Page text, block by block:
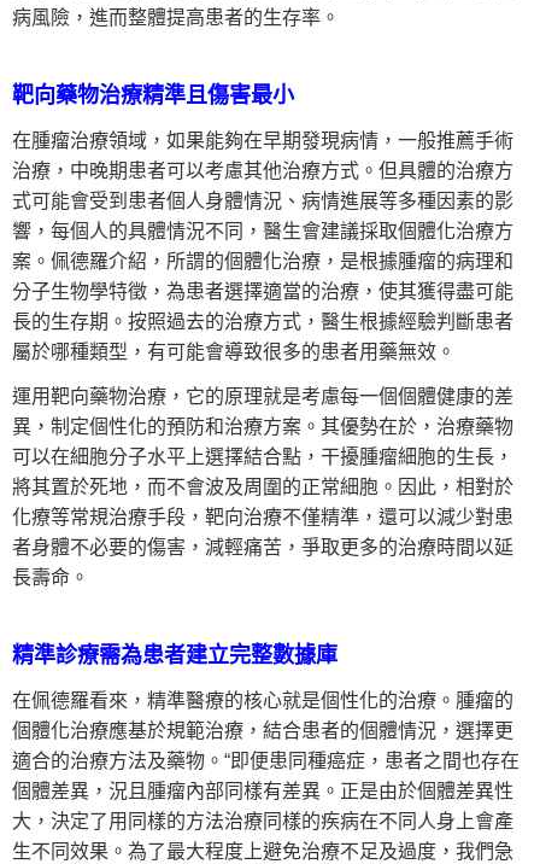
病風險，進而整體提高患者的生存率。
靶向藥物治療精準且傷害最小
在腫瘤治療領域，如果能夠在早期發現病情，一般推薦手術
治療，中晚期患者可以考慮其他治療方式。但具體的治療方
式可能會受到患者個人身體情況、病情進展等多種因素的影
響，每個人的具體情況不同，醫生會建議採取個體化治療方
案。佩德羅介紹，所謂的個體化治療，是根據腫瘤的病理和
分子生物學特徵，為患者選擇適當的治療，使其獲得盡可能
長的生存期。按照過去的治療方式，醫生根據經驗判斷患者
屬於哪種類型，有可能會導致很多的患者用藥無效。
運用靶向藥物治療，它的原理就是考慮每一個個體健康的差
異，制定個性化的預防和治療方案。其優勢在於，治療藥物
可以在細胞分子水平上選擇結合點，干擾腫瘤細胞的生長，
將其置於死地，而不會波及周圍的正常細胞。因此，相對於
化療等常規治療手段，靶向治療不僅精準，還可以減少對患
者身體不必要的傷害，減輕痛苦，爭取更多的治療時間以延
長壽命。
精準診療需為患者建立完整數據庫
在佩德羅看來，精準醫療的核心就是個性化的治療。腫瘤的
個體化治療應基於規範治療，結合患者的個體情況，選擇更
適合的治療方法及藥物。“即便患同種癌症，患者之間也存在
個體差異，況且腫瘤內部同樣有差異。正是由於個體差異性
大，決定了用同樣的方法治療同樣的疾病在不同人身上會產
生不同效果。為了最大程度上避免治療不足及過度，我們急